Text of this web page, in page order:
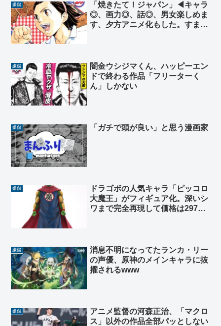
嫌儲
「焼きたて！ジャパン」◀キャラ
◎、画力◎、話◎、男女楽しめま
す、夕方アニメ化もした。すまん
嫌儲
闇金ウシジマくん、ハッピーエン
ドで終わる作品「フリーターく
ん」しかない
嫌儲 「ガチで頭が良い」と思う漫画家
嫌儲
ドラゴボの人気キャラ「ピッコロ
大魔王」がフィギュア化。深いシ
ワまで完全再現して価格は29700
嫌儲
消息不明になってたランカ・リー
の声優、原神のメインキャラに抜
擢されるwww
嫌儲
アニメ監督の河森正治、「マクロ
ス」以外の作品全部パッとしない